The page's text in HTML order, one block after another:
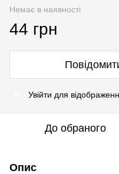
Немає в наявності
44 грн
Увійти для
До обраного
Опис